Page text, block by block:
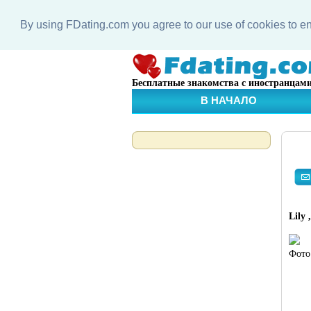
By using FDating.com you agree to our use of cookies to
Бесплатные знакомства с
В НАЧАЛО
Lily